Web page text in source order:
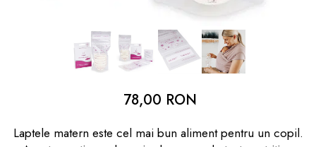
Produse îngrijire copii
Igiena copii
78,00 RON
Laptele matern este cel mai bun aliment pentru un copil.